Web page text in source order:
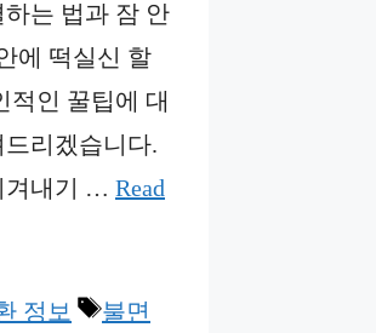
는 법과 잠 안
에 떡실신 할
적인 꿀팁에 대
리겠습니다.
겨내기 … Read
정보 Tags
불면